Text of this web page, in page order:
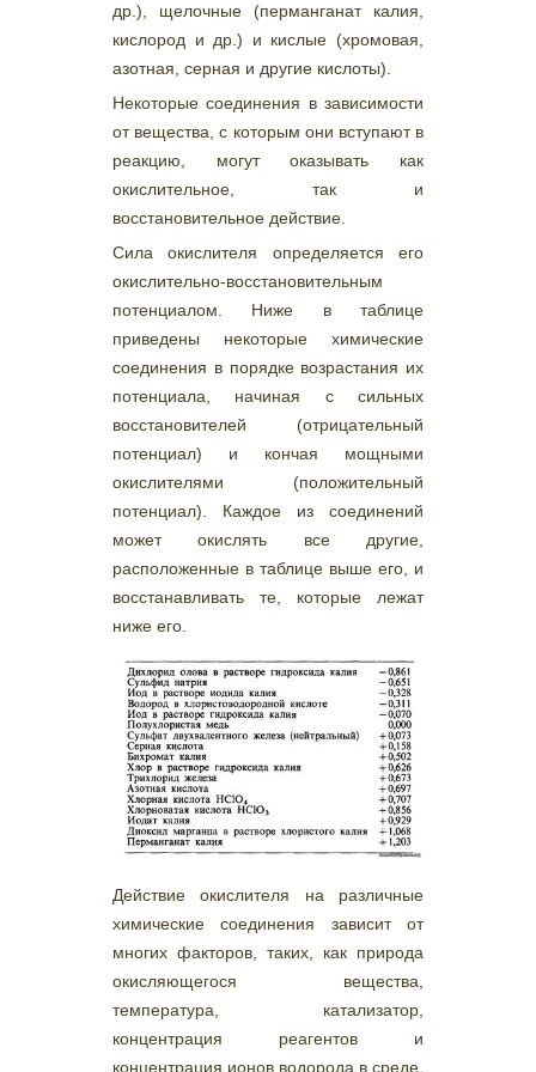
др.), щелочные (перманганат калия,
кислород и др.) и кислые (хромовая,
азотная, серная и другие кислоты).
Некоторые соединения в зависимости
от вещества, с которым они вступают в
реакцию, могут оказывать как
окислительное, так и
восстановительное действие.
Сила окислителя определяется его
окислительно-восстановительным
потенциалом. Ниже в таблице
приведены некоторые химические
соединения в порядке возрастания их
потенциала, начиная с сильных
восстановителей (отрицательный
потенциал) и кончая мощными
окислителями (положительный
потенциал). Каждое из соединений
может окислять все другие,
расположенные в таблице выше его, и
восстанавливать те, которые лежат
ниже его.
Действие окислителя на различные
химические соединения зависит от
многих факторов, таких, как природа
окисляющегося вещества,
температура, катализатор,
концентрация реагентов и
концентрация ионов водорода в среде.